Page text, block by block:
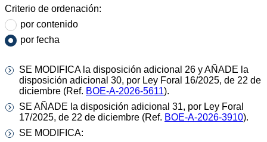
Criterio de ordenación:
por contenido
por fecha
SE MODIFICA la disposición adicional 26 y AÑADE la
disposición adicional 30, por Ley Foral 16/2025, de 22 de
diciembre (Ref. BOE-A-2026-5611).
SE AÑADE la disposición adicional 31, por Ley Foral
17/2025, de 22 de diciembre (Ref. BOE-A-2026-3910).
SE MODIFICA: